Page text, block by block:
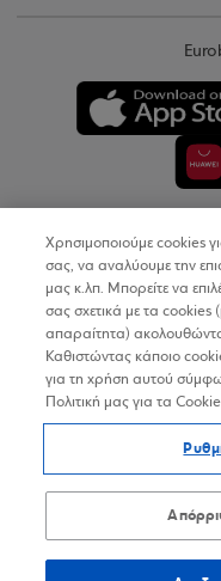
Προσωπικά
Χρησιμοποιούμε cookies
σας, να αναλύουμε την
μας κ.λπ. Μπορείτε να
σας σχετικά με τα cookies
απαραίτητα)
Καθιστώντας κάποιο
για τη χρήση αυτού
Πολιτική μας για τα